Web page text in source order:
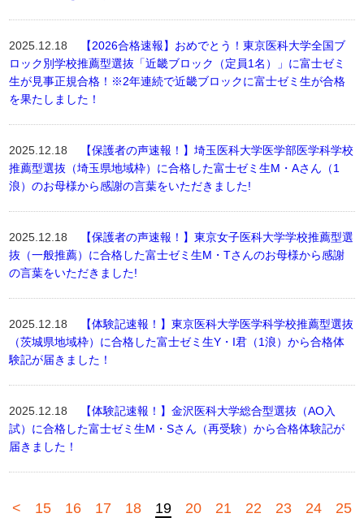
2025.12.18
【2026合格速報】おめでとう！東京医科大学全国ブ
ロック別学校推薦型選抜「近畿ブロック（定員1名）」に富士ゼミ
生が見事正規合格！※2年連続で近畿ブロックに富士ゼミ生が合格
を果たしました！
2025.12.18
【保護者の声速報！】埼玉医科大学医学部医学科学校
推薦型選抜（埼玉県地域枠）に合格した富士ゼミ生M・Aさん（1
浪）のお母様から感謝の言葉をいただきました!
2025.12.18
【保護者の声速報！】東京女子医科大学学校推薦型選
抜（一般推薦）に合格した富士ゼミ生M・Tさんのお母様から感謝
の言葉をいただきました!
2025.12.18
【体験記速報！】東京医科大学医学科学校推薦型選抜
（茨城県地域枠）に合格した富士ゼミ生Y・I君（1浪）から合格体
験記が届きました！
2025.12.18
【体験記速報！】金沢医科大学総合型選抜（AO入
試）に合格した富士ゼミ生M・Sさん（再受験）から合格体験記が
届きました！
< 15 16 17 18 19 20 21 22 23 24
25